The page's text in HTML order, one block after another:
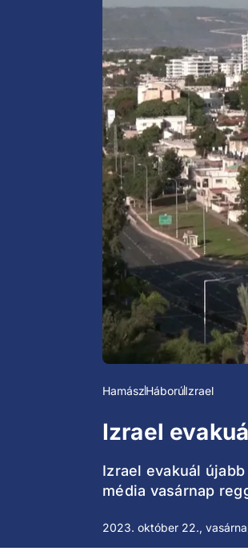
HamászHáborúIzrael
Izrael
Izrael evakuál
média vasárnap
2023. október 22.,